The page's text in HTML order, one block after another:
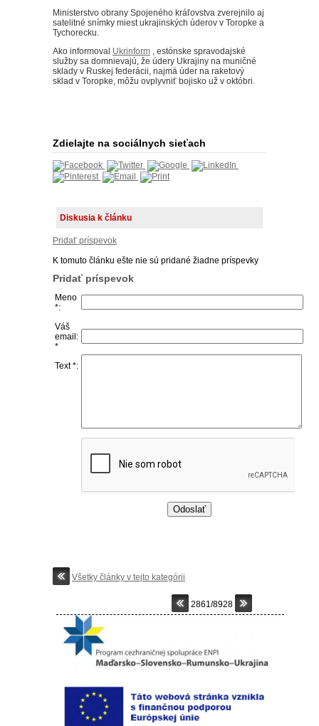
Ministerstvo obrany Spojeného kráľovstva zverejnilo aj
satelitné snímky miest ukrajinských úderov v Toropke a
Tychorecku.
Ako informoval Ukrinform , estónske spravodajské
služby sa domnievajú, že údery Ukrajiny na muničné
sklady v Ruskej federácii, najmä úder na raketový
sklad v Toropke, môžu ovplyvniť bojisko už v októbri.
Zdielajte na sociálnych sieťach
Diskusia k článku
Pridať príspevok
K tomuto článku ešte nie sú pridané žiadne príspevky
Pridať príspevok
Meno
*:
Váš
email:
*
Text *:
Všetky články v tejto kategórii
2861/8928